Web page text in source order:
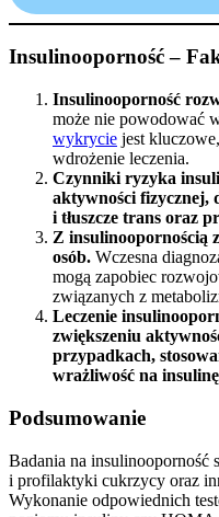
Insulinooporność –
Insulinooporność
może nie powodować
wykrycie jest
wdrożenie leczenia.
Czynniki ryzyka
aktywności fizycznej,
i tłuszcze trans oraz
Z insulinoopornością
osób. Wczesna
mogą zapobiec
związanych z
Leczenie
zwiększeniu
przypadkach,
wrażliwość na
Podsumowanie
Badania na insulinooporność
i profilaktyki cukrzycy oraz
Wykonanie odpowiednich